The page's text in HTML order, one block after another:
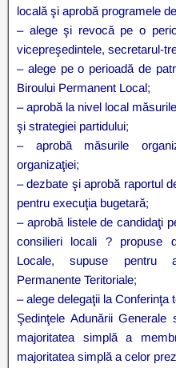
locală şi aprobă programele
– alege şi revocă pe o
vicepreşedintele, secretarul-
– alege pe o perioadă de
Biroului Permanent Local;
– aprobă la nivel local
şi strategiei partidului;
– aprobă măsurile
organizaţiei;
– dezbate şi aprobă raportul
pentru execuţia bugetară;
– aprobă listele de candidaţi
consilieri locali ? propuse
Locale, supuse pentru
Permanente Teritoriale;
– alege delegaţii la Conferinţa
Şedinţele Adunării Generale
majoritatea simplă a
majoritatea simplă a celor